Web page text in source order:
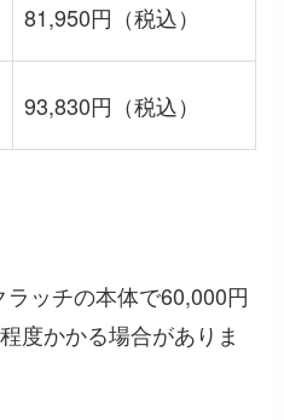
81,950円（税込）
93,830円（税込）
ッチの本体で60,000円
度かかる場合がありま